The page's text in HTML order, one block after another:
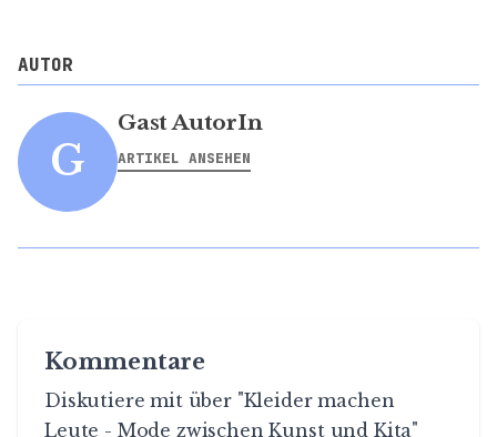
AUTOR
G
Gast AutorIn
ARTIKEL ANSEHEN
Kommentare
Diskutiere mit über "Kleider machen
Leute - Mode zwischen Kunst und Kita"